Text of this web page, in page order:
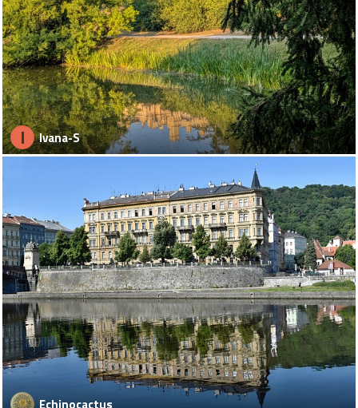
I Ivana-S
Echinocactus